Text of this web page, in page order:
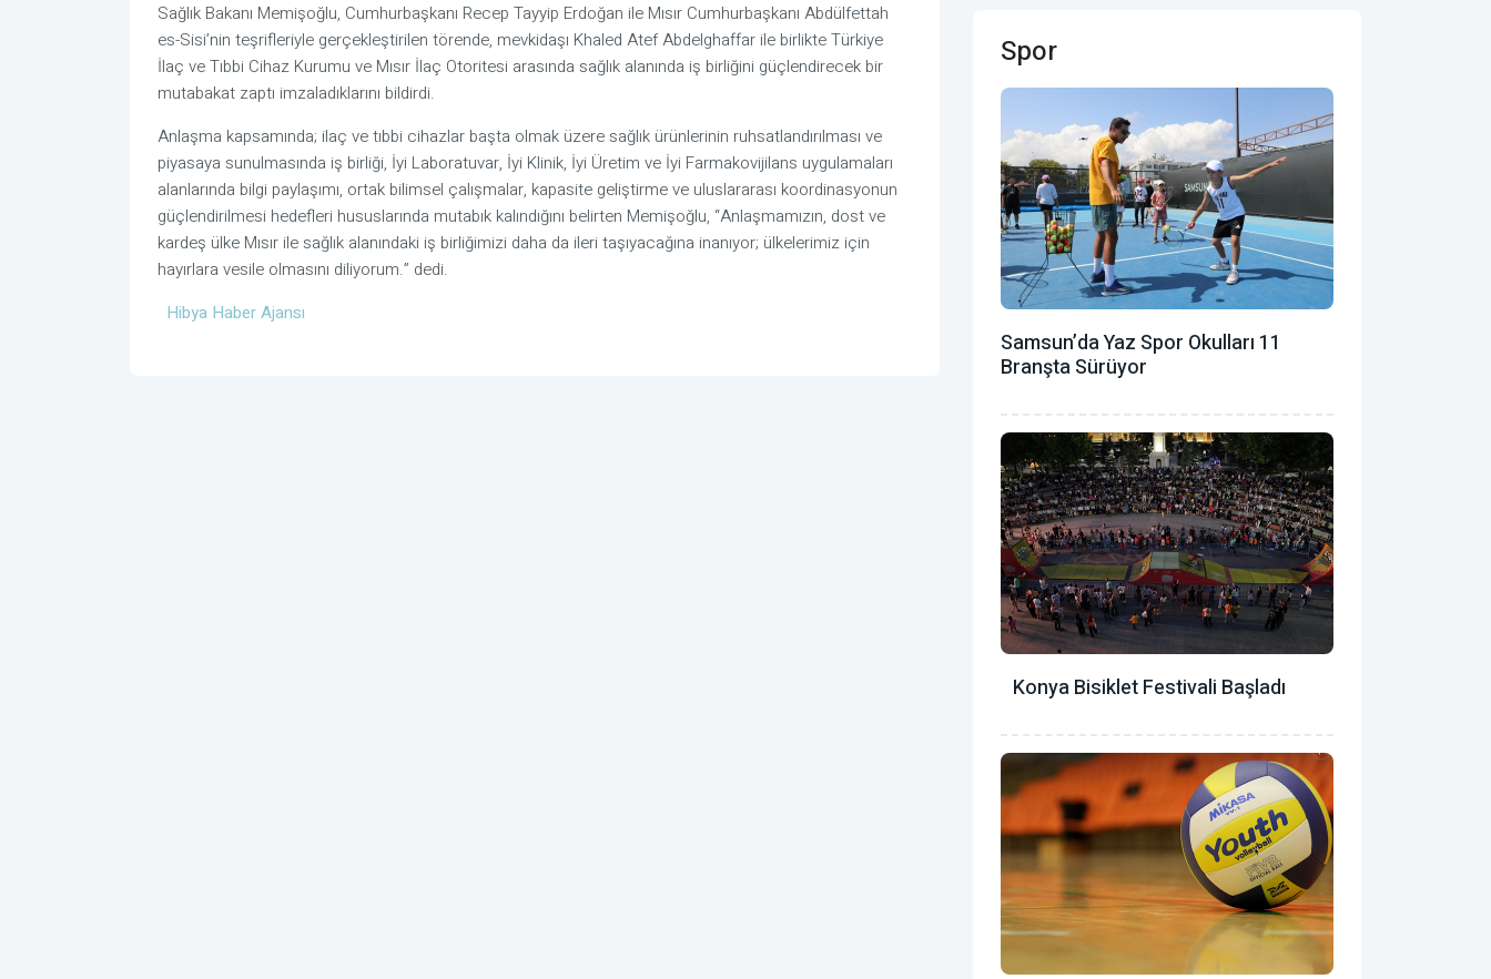
Sağlık Bakanı Memişoğlu, Cumhurbaşkanı Recep Tayyip Erdoğan ile Mısır Cumhurbaşkanı Abdülfettah
es-Sisi’nin teşrifleriyle gerçekleştirilen törende, mevkidaşı Khaled Atef Abdelghaffar ile birlikte Türkiye
İlaç ve Tıbbi Cihaz Kurumu ve Mısır İlaç Otoritesi arasında sağlık alanında iş birliğini güçlendirecek bir
mutabakat zaptı imzaladıklarını bildirdi.
Anlaşma kapsamında; ilaç ve tıbbi cihazlar başta olmak üzere sağlık ürünlerinin ruhsatlandırılması ve
piyasaya sunulmasında iş birliği, İyi Laboratuvar, İyi Klinik, İyi Üretim ve İyi Farmakovijilans uygulamaları
alanlarında bilgi paylaşımı, ortak bilimsel çalışmalar, kapasite geliştirme ve uluslararası koordinasyonun
güçlendirilmesi hedefleri hususlarında mutabık kalındığını belirten Memişoğlu, “Anlaşmamızın, dost ve
kardeş ülke Mısır ile sağlık alanındaki iş birliğimizi daha da ileri taşıyacağına inanıyor; ülkelerimiz için
hayırlara vesile olmasını diliyorum.” dedi.
Hibya Haber Ajansı
Spor
Samsun’da Yaz Spor Okulları 11
Branşta Sürüyor
Konya Bisiklet Festivali Başladı